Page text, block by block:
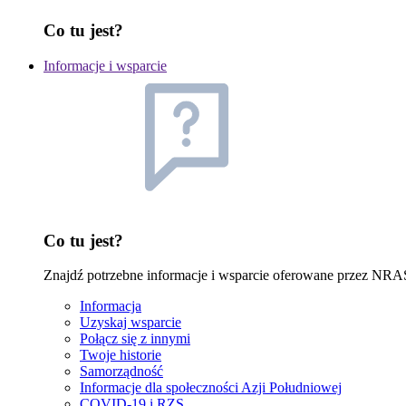
Co tu jest?
Informacje i wsparcie
Co tu jest?
Znajdź potrzebne informacje i wsparcie oferowane przez
Informacja
Uzyskaj wsparcie
Połącz się z innymi
Twoje historie
Samorządność
Informacje dla społeczności Azji Południowej